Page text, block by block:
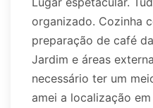
organizado. Cozinha
preparação de café
Jardim e áreas
necessário ter um
amei a localização